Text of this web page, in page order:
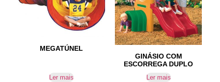
MEGATÚNEL
Ler mais
GINÁSIO COM
ESCORREGA DUPLO
Ler mais